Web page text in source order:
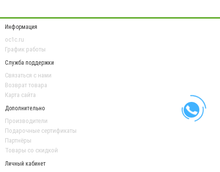
Информация
oc1c.ru
График работы
Служба поддержки
Связаться с нами
Возврат товара
Карта сайта
Дополнительно
Производители
Подарочные сертификаты
Партнёры
Товары со скидкой
Личный кабинет